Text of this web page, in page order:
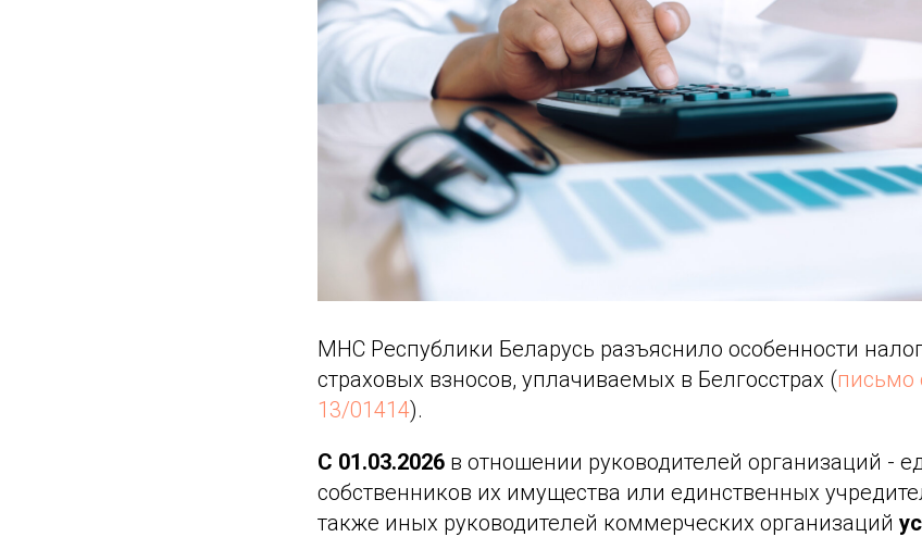
МНС Республики Беларусь разъяснило особенности
страховых взносов, уплачиваемых в Белгосстрах (письмо
13/01414).
С 01.03.2026 в отношении руководителей организаций -
собственников их имущества или единственных
также иных руководителей коммерческих организаций